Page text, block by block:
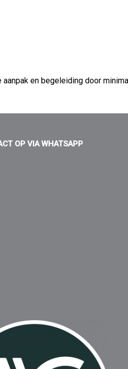
en begeleiding door
OP VIA WHATSAPP